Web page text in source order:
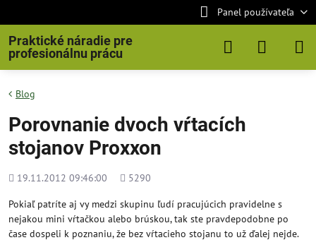
Panel používateľa
Praktické náradie pre
profesionálnu prácu
Blog
Porovnanie dvoch vŕtacích
stojanov Proxxon
Pridané
19.11.2012 09:46:00
Počet
5290
Pokiaľ patríte aj vy medzi skupinu ľudí pracujúcich pravidelne s
nejakou mini vŕtačkou alebo brúskou, tak ste pravdepodobne po
čase dospeli k poznaniu, že bez vŕtacieho stojanu to už ďalej nejde.